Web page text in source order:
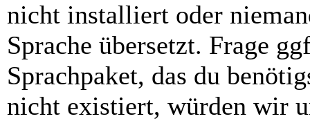
nicht installiert oder
Sprache übersetzt. Frage
Sprachpaket, das du
nicht existiert, würden wir